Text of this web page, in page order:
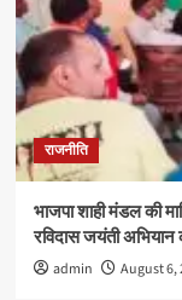
राजनीति
भाजपा शाही मंडल की
रविदास जयंती अभियान
admin August 6,